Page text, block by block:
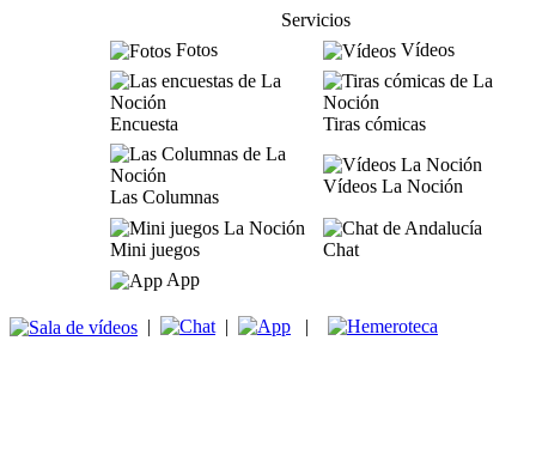
Servicios
Fotos
Vídeos
Encuesta Tiras cómicas
Las Columnas
Vídeos La Noción
Mini juegos
Chat
App
| | |